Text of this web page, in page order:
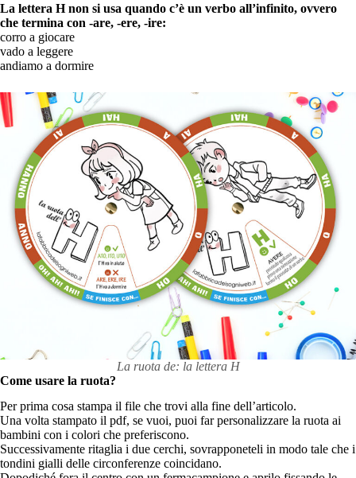
La lettera H non si usa quando c’è un verbo all’infinito, ovvero
che termina con -are, -ere, -ire:
corro a giocare
vado a leggere
andiamo a dormire
La ruota de: la lettera H
Come usare la ruota?
Per prima cosa stampa il file che trovi alla fine dell’articolo.
Una volta stampato il pdf, se vuoi, puoi far personalizzare la ruota ai
bambini con i colori che preferiscono.
Successivamente ritaglia i due cerchi, sovrapponeteli in modo tale che i
tondini gialli delle circonferenze coincidano.